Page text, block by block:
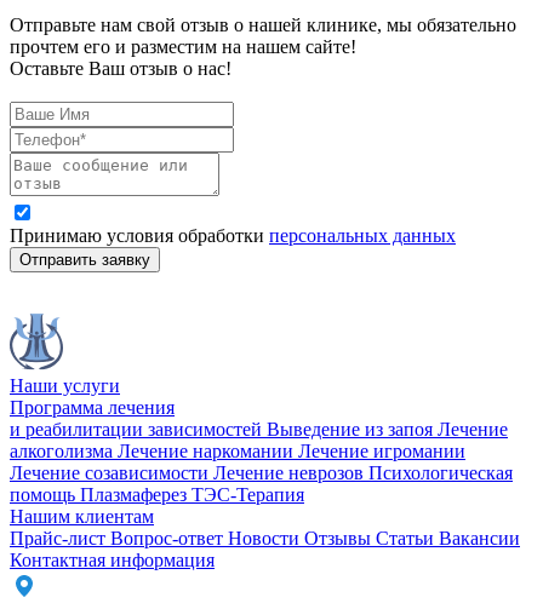
Отправьте нам свой отзыв о нашей клинике, мы обязательно
прочтем его и разместим на нашем сайте!
Оставьте Ваш отзыв о нас!
Принимаю условия обработки персональных данных
Отправить заявку
Наши услуги
Программа лечения
и реабилитации зависимостей Выведение из запоя Лечение
алкоголизма Лечение наркомании Лечение игромании
Лечение созависимости Лечение неврозов Психологическая
помощь Плазмаферез ТЭС-Терапия
Нашим клиентам
Прайс-лист Вопрос-ответ Новости Отзывы Статьи Вакансии
Контактная информация